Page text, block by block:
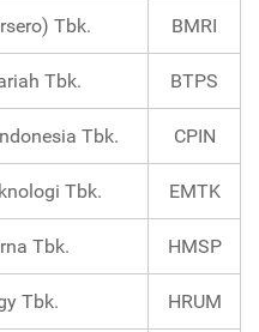
Tbk. BMRI
Tbk. BTPS
Tbk. CPIN
Tbk. EMTK
Tbk. HMSP
Tbk. HRUM